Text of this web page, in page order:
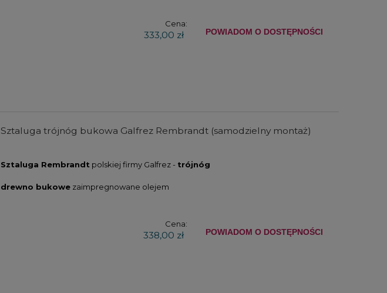
& Newton Galeria Acrylic Pastel
Colours Set 5x60ml
Cena:
333,00 zł POWIADOM O DOSTĘPNOŚCI
Sztaluga trójnóg bukowa Galfrez Rembrandt (samodzielny montaż)
Sztaluga Rembrandtpolskiej firmy Galfrez - trójnóg
drewno bukowezaimpregnowane olejem
Cena:
338,00 zł POWIADOM O DOSTĘPNOŚCI